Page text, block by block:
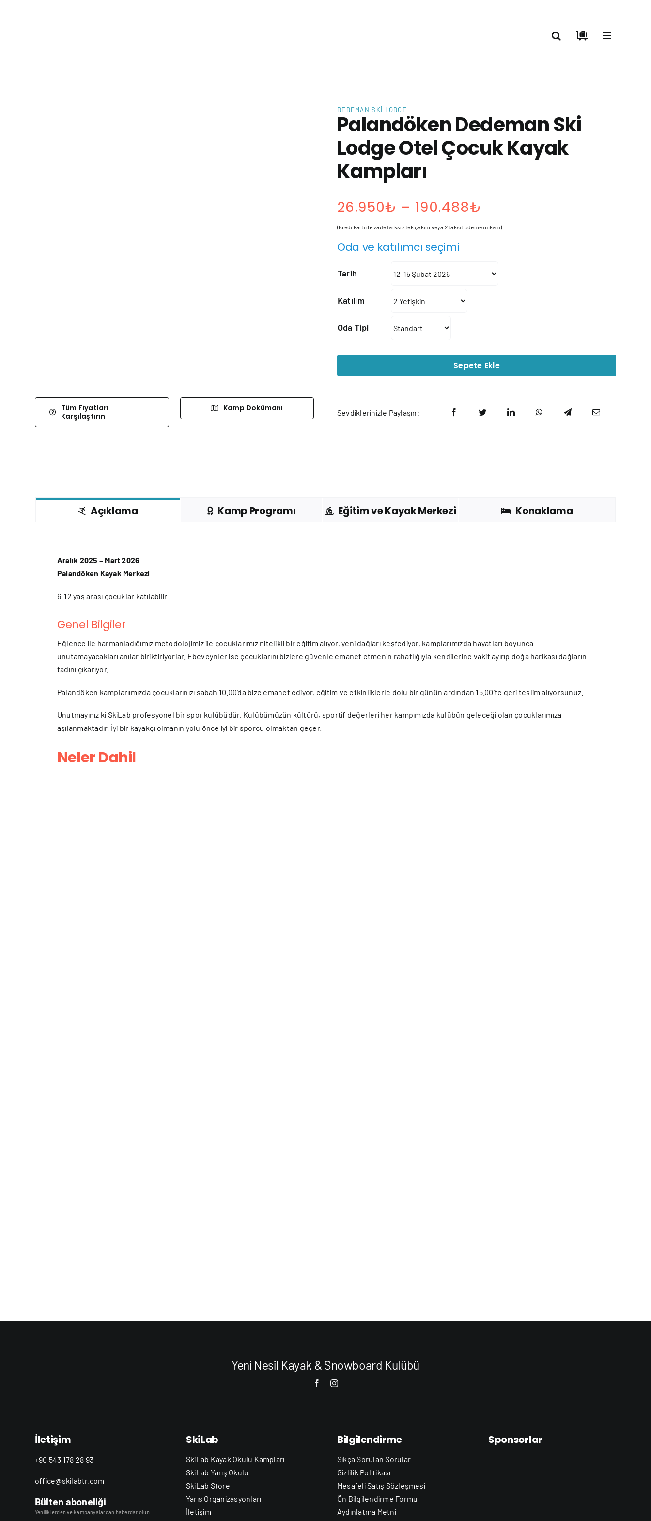
DEDEMAN SKI LODGE
Palandöken Dedeman Ski
Lodge Otel Çocuk Kayak
Kampları
26.950₺ – 190.488₺
aralığı:
(Kredi kartı ile vade farksız tek çekim veya 2 taksit ödeme imkanı)
Oda ve katılımcı seçimi
Tarih
Katılım
Oda Tipi
Sepete Ekle
Tüm Fiyatları
Karşılaştırın
Kamp Dokümanı Sevdiklerinizle Paylaşın:
Açıklama Kamp Programı Eğitim ve Kayak Merkezi Konaklama
Aralık 2025 – Mart 2026
Palandöken Kayak Merkezi
6-12 yaş arası çocuklar katılabilir.
Genel Bilgiler
Eğlence ile harmanladığımız metodolojimiz ile çocuklarımız nitelikli bir eğitim alıyor, yeni dağları keşfediyor, kamplarımızda hayatları boyunca
unutamayacakları anılar biriktiriyorlar. Ebeveynler ise çocuklarını bizlere güvenle emanet etmenin rahatlığıyla kendilerine vakit ayırıp doğa harikası dağların
tadını çıkarıyor.
Palandöken kamplarıımızda çocuklarınızı sabah 10.00’da bize emanet ediyor, eğitim ve etkinliklerle dolu bir günün ardından 15.00’te geri teslim alıyorsunuz.
Unutmayınız ki SkiLab profesyonel bir spor kulübüdür. Kulübümüzün kültürü, sportif değerleri her kampımızda kulübün geleceği olan çocuklarımıza
aşılanmaktadır. İyi bir kayakçı olmanın yolu önce iyi bir sporcu olmaktan geçer.
Neler Dahil
Yeni Nesil Kayak & Snowboard Kulübü
İletişim
+90 543 178 28 93
office@skilabtr.com
Bülten aboneliği
Yeniliklerden ve kampanyalardan haberdar olun.
SkiLab
SkiLab Kayak Okulu Kampları
SkiLab Yarış Okulu
SkiLab Store
Yarış Organizasyonları
İletişim
Bilgilendirme
Sıkça Sorulan Sorular
Gizlilik Politikası
Mesafeli Satış Sözleşmesi
Ön Bilgilendirme Formu
Aydınlatma Metni
Sponsorlar